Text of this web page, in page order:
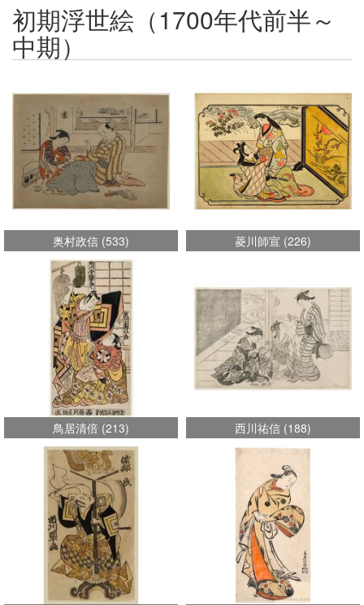
初期浮世絵（1700年代前半～
中期）
奥村政信 (533) 菱川師宣 (226)
鳥居清倍 (213) 西川祐信 (188)